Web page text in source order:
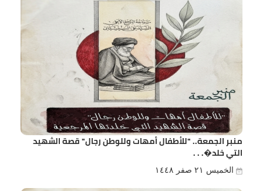
منبر الجمعة.. "للأطفال أمهات وللوطن رجال" قصة الشهيد
التي خلد�. . .
الخميس ٢١ صفر ١٤٤٨